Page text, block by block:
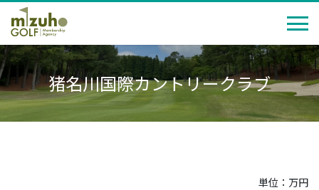
猪名川国際カントリークラブ
単位：万円